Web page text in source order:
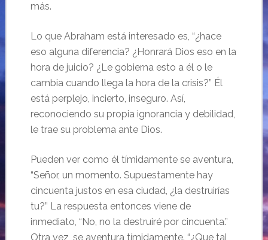
más.
Lo que Abraham está interesado es, “¿hace
eso alguna diferencia? ¿Honrará Dios eso en la
hora de juicio? ¿Le gobierna esto a él o le
cambia cuando llega la hora de la crisis?” Él
está perplejo, incierto, inseguro. Así,
reconociendo su propia ignorancia y debilidad,
le trae su problema ante Dios.
Pueden ver como él tímidamente se aventura,
“Señor, un momento. Supuestamente hay
cincuenta justos en esa ciudad, ¿la destruirías
tu?” La respuesta entonces viene de
inmediato, “No, no la destruiré por cincuenta.”
Otra vez, se aventura tímidamente. “¿Que tal